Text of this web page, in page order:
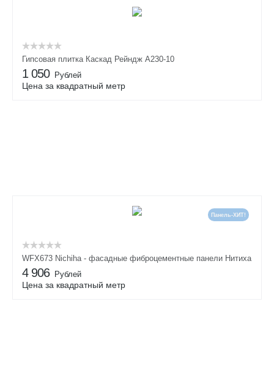
Гипсовая плитка Каскад Рейндж А230-10
1 050 Рублей
Цена за квадратный метр
Панель-ХИТ!
WFX673 Nichiha - фасадные фиброцементные панели Нитиха
4 906 Рублей
Цена за квадратный метр